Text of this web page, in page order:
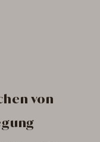
von